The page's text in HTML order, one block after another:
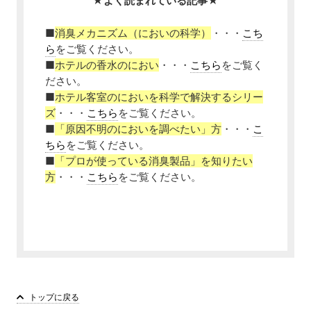
■消臭メカニズム（においの科学） ・・・ こち
ら をご覧ください。
■ホテルの香水のにおい ・・・ こちら をご覧く
ださい。
■ホテル客室のにおいを科学で解決するシリー
ズ ・・・ こちら をご覧ください。
■ 「原因不明のにおいを調べたい」方 ・・・ こ
ちら をご覧ください。
■ 「プロが使っている消臭製品」を知りたい
方 ・・・ こちら をご覧ください。
トップに戻る